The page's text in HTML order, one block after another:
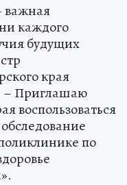
важная
каждого
будущих
края
– Приглашаю
воспользоваться
по